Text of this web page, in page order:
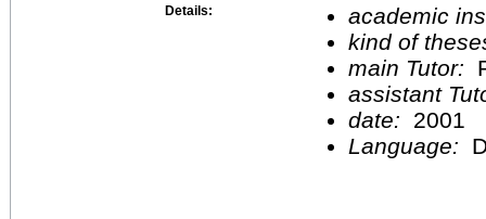
Details:
academic
kind of
main Tutor:
assistant
date:
2001
Language: